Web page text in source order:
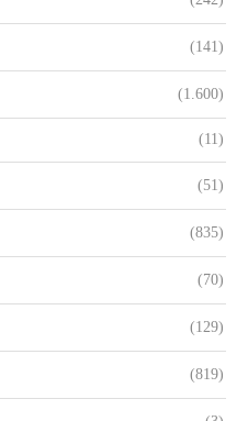
(141)
(1.600)
(11)
(51)
(835)
(70)
(129)
(819)